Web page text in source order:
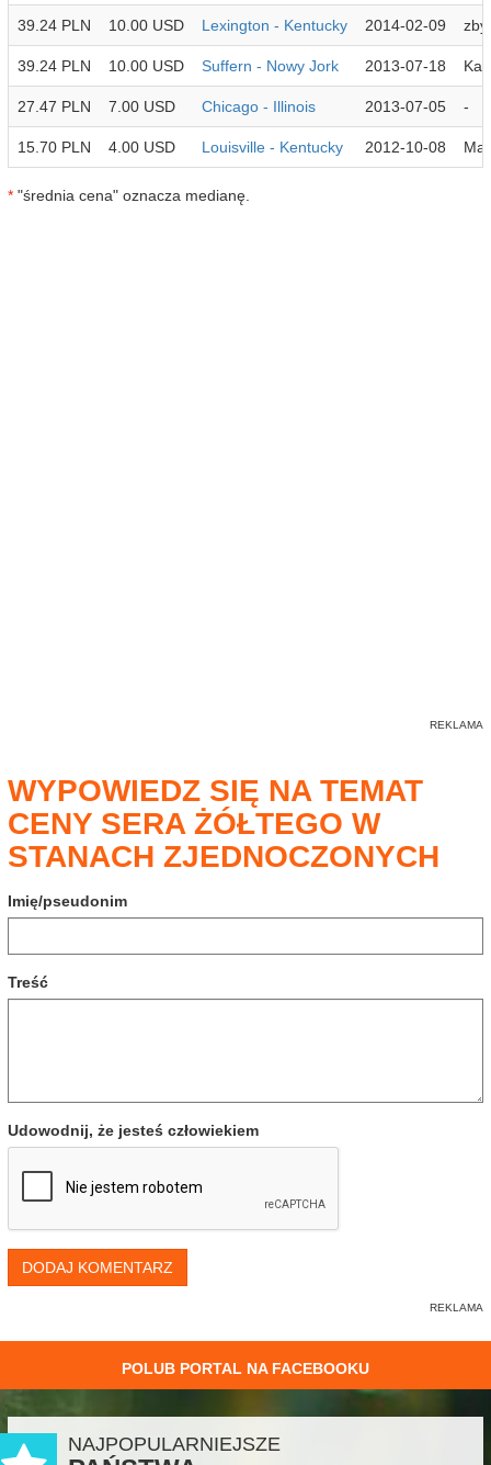
39.24 PLN 10.00 USD Lexington - Kentucky 2014-02-09
39.24 PLN 10.00 USD Suffern - Nowy Jork 2013-07-18
27.47 PLN 7.00 USD Chicago - Illinois 2013-07-05 -
15.70 PLN 4.00 USD Louisville - Kentucky 2012-10-08
* "średnia cena" oznacza medianę.
WYPOWIEDZ SIĘ NA TEMAT
CENY SERA ŻÓŁTEGO W
STANACH ZJEDNOCZONYCH
Imię/pseudonim
Treść
Udowodnij, że jesteś człowiekiem
DODAJ KOMENTARZ
POLUB PORTAL NA FACEBOOKU
NAJPOPULARNIEJSZE